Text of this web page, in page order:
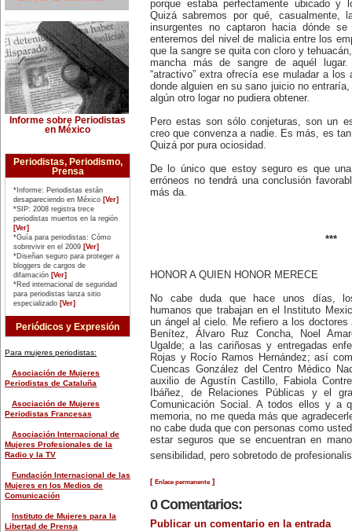
Matilde Montoya (1857-1938). Fue
título de médica cirujana en 1887.
16 de marzo:
La pacifista estadounidense
Rachel Corrie es arrollada (2003)
por una excavadora militar en
Gaza, cuando actuaba como
'escudo humano' para impedir la
demolición de la casa de un
médico de la localidad de Rafah.
19 de marzo:
La Alta Comisionada para los
su retiro del cargo (2002), luego
de conocerse las presiones del
gobierno de Estados Unidos para
que dejara el cargo, por
considerarla una persona
'molesta' para sus intereses.
20 de marzo:
La escritora estadounidense
Harriet Beecher-Stowe (1811-
1896), publica 'La Cabaña del Tío
Tom' (1852), novela que se
convierte en el manifiesto
antiesclavista de su época.
21 de marzo:
Día Internacional de la Eliminación
de la Discriminación Racial.
23 de marzo:
Nace en Iquique, Chile, Elena
emblemática del feminismo
28 de marzo:
-Nace Teresa de Ávila (1515-
Teresa de Jesús, y una de las
grandes místicas de su época.
1940), anarquista rusa, es
arrestada en Estados Unidos por
explicar a una audiencia sobre el
anticonceptivos. Fue considerada
por el director de FBI, Edgar
Hoover, 'la mujer más peligrosa de
del país.
30 de marzo:
Informe sobre Periodistas
en México
Periodistas, Periodismo,
Prensa
*Informe: Periodistas están
desapareciendo en México [Ver]
*SIP: 2008 registra trece
periodistas muertos en la región
[Ver]
*Guía para periodistas: Cómo
sobrevivir en el 2009 [Ver]
*Diseñan seguro para proteger a
bloggers de cargos de
difamación [Ver]
*Red internacional de seguridad
para periodistas lanza sitio
especializado [Ver]
Periódicos y Expresión
Para mujeres periodistas:
Asociación de Mujeres
Periodistas de Cataluña
Asociación de Mujeres
Periodistas Francesas
Asociación Internacional de
Mujeres Profesionales de la
Radio y la TV
Fundación Internacional de las
Mujeres en los Medios de
Comunicación
Instituto de Mujeres para la
Libertad de Prensa
porque estaba perfectamente ubicado y
Quizá sabremos por qué, casualmente,
insurgentes no captaron hacia dónde
enteremos del nivel de malicia entre los
que la sangre se quita con cloro y
mancha más de sangre de aquél
“atractivo” extra ofrecía ese muladar a
donde alguien en su sano juicio no
algún otro logar no pudiera obtener.
Pero estas son sólo conjeturas, son un
creo que convenza a nadie. Es más, es
Quizá por pura ociosidad.
De lo único que estoy seguro es que
erróneos no tendrá una conclusión
más da.
***
HONOR A QUIEN HONOR MERECE
No cabe duda que hace unos días,
humanos que trabajan en el Instituto
un ángel al cielo. Me refiero a los
Benítez, Álvaro Ruz Concha, Noel
Ugalde; a las cariñosas y entregadas
Rojas y Rocío Ramos Hernández; así
Cuencas González del Centro Médico
auxilio de Agustín Castillo, Fabiola
Ibáñez, de Relaciones Públicas y el
Comunicación Social. A todos ellos y a
memoria, no me queda más que
no cabe duda que con personas como
estar seguros que se encuentran en
sensibilidad, pero sobretodo de
[ Enlace permanente]
0 Comentarios:
Publicar un comentario en la entrada